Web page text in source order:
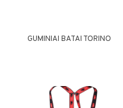
GUMINIAI BATAI TORINO